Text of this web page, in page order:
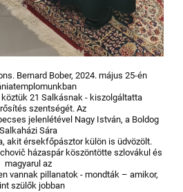
Bernard Bober, 2024. május 25-én
21 Salkásnak - kiszolgáltatta
szentségét. Az
jelenlétével Nagy István, a Boldog
Salkaházi Sára
akit érsekfőpásztor külön is üdvözölt.
házaspár köszöntötte szlovákul és
magyarul az
vannak pillanatok - mondták – amikor,
szülők jobban